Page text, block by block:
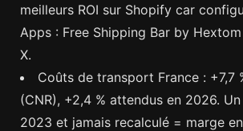
meilleurs ROI sur Shopify car
Apps : Free Shipping Bar by
X.
Coûts de transport France : +7,7
(CNR), +2,4 % attendus en 2026.
2023 et jamais recalculé = marge